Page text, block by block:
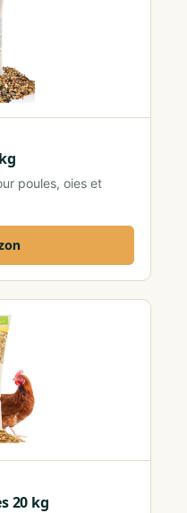
poules, oies et
20 kg